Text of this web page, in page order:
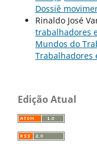
Dossiê
Rinaldo José
trabalhadores
Mundos do
Trabalhadores
Edição Atual